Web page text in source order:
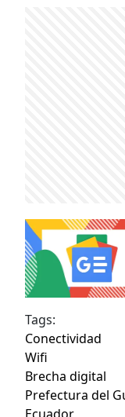
Tags:
Conectividad
Wifi
Brecha digital
Prefectura del